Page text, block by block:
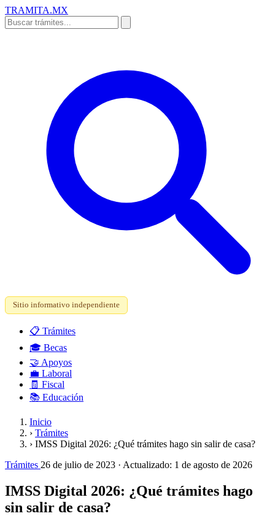
TRAMITA.MX
Sitio informativo independiente
📋 Trámites
🎓 Becas
🤝 Apoyos
💼 Laboral
🧾 Fiscal
📚 Educación
Inicio
› Trámites
› IMSS Digital 2026: ¿Qué trámites hago sin salir de casa?
Trámites 26 de julio de 2023 · Actualizado: 1 de agosto de 2026
IMSS Digital 2026: ¿Qué trámites hago
sin salir de casa?